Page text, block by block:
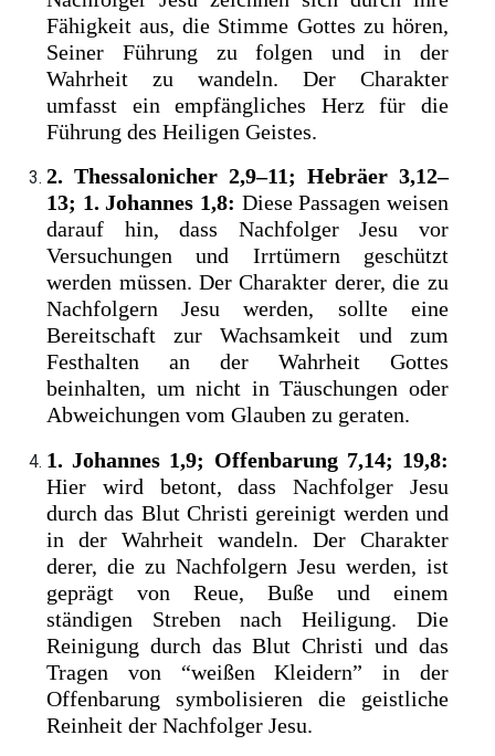
Fähigkeit aus, die Stimme Gottes zu hören,
Seiner Führung zu folgen und in der
Wahrheit zu wandeln. Der Charakter
umfasst ein empfängliches Herz für die
Führung des Heiligen Geistes.
2. Thessalonicher 2,9–11; Hebräer 3,12–
13; 1. Johannes 1,8: Diese Passagen weisen
darauf hin, dass Nachfolger Jesu vor
Versuchungen und Irrtümern geschützt
werden müssen. Der Charakter derer, die zu
Nachfolgern Jesu werden, sollte eine
Bereitschaft zur Wachsamkeit und zum
Festhalten an der Wahrheit Gottes
beinhalten, um nicht in Täuschungen oder
Abweichungen vom Glauben zu geraten.
1. Johannes 1,9; Offenbarung 7,14; 19,8:
Hier wird betont, dass Nachfolger Jesu
durch das Blut Christi gereinigt werden und
in der Wahrheit wandeln. Der Charakter
derer, die zu Nachfolgern Jesu werden, ist
geprägt von Reue, Buße und einem
ständigen Streben nach Heiligung. Die
Reinigung durch das Blut Christi und das
Tragen von “weißen Kleidern” in der
Offenbarung symbolisieren die geistliche
Reinheit der Nachfolger Jesu.